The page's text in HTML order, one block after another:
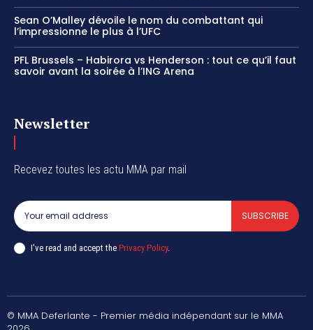
Sean O’Malley dévoile le nom du combattant qui
l’impressionne le plus à l’UFC
PFL Brussels – Habirora vs Henderson : tout ce qu’il faut
savoir avant la soirée à l’ING Arena
Newsletter
Recevez toutes les actu MMA par mail
SUBSCRIBE
I've read and accept the Privacy Policy.
© MMA Deferlante - Premier média indépendant sur le MMA